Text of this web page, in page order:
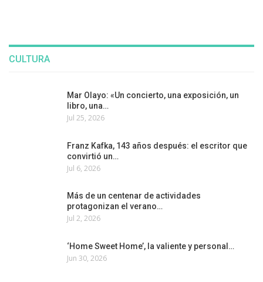
CULTURA
Mar Olayo: «Un concierto, una exposición, un
libro, una…
Jul 25, 2026
Franz Kafka, 143 años después: el escritor que
convirtió un…
Jul 6, 2026
Más de un centenar de actividades
protagonizan el verano…
Jul 2, 2026
‘Home Sweet Home’, la valiente y personal…
Jun 30, 2026